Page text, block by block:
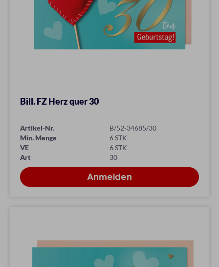
Bill. FZ Herz quer 30
Artikel-Nr.
B/52-34685/30
Min. Menge
6 STK
VE
6 STK
Art
30